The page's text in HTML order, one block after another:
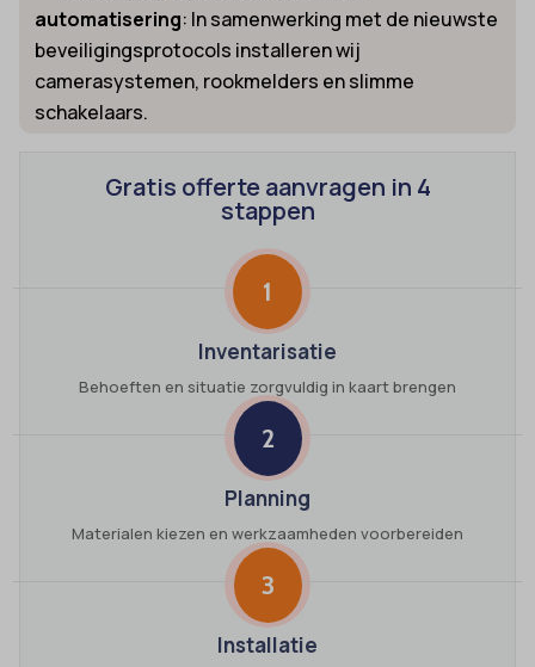
automatisering: In samenwerking met de nieuwste
beveiligingsprotocols installeren wij
camerasystemen, rookmelders en slimme
schakelaars.
Gratis offerte aanvragen in 4
stappen
1
Inventarisatie
Behoeften en situatie zorgvuldig in kaart brengen
2
Planning
Materialen kiezen en werkzaamheden voorbereiden
3
Installatie